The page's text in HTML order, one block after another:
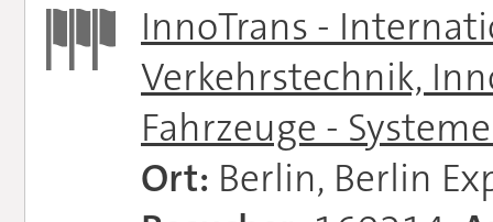
InnoTrans -
Verkehrstechnik,
Fahrzeuge -
Ort: Berlin, Berlin